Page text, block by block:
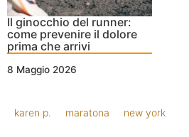
Il ginocchio del runner:
come prevenire il dolore
prima che arrivi
8 Maggio 2026
karen p. maratona new york